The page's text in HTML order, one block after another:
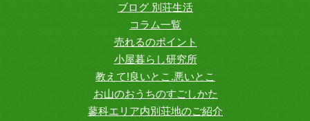
ブログ 別荘生活
コラム一覧
売れるのポイント
小屋暮らし研究所
教えて!良いとこ.悪いとこ
お山のおうちのすごしかた
蓼科エリア内別荘地のご紹介